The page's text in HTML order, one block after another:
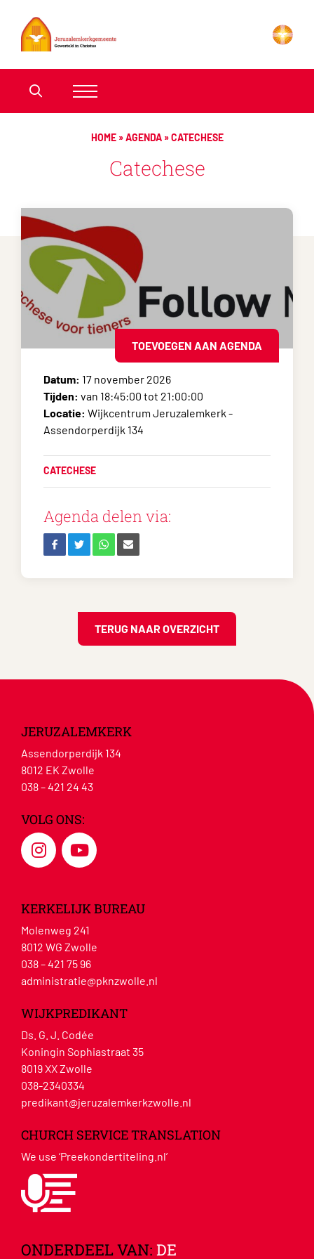
HOME»AGENDA»CATECHESE
Catechese
TOEVOEGEN AAN AGENDA
Datum: 17 november 2026
Tijden: van 18:45:00 tot 21:00:00
Locatie: Wijkcentrum Jeruzalemkerk -
Assendorperdijk 134
CATECHESE
Agenda delen via:
TERUG NAAR OVERZICHT
JERUZALEMKERK
Assendorperdijk 134
8012 EK Zwolle
038 – 421 24 43
VOLG ONS:
KERKELIJK BUREAU
Molenweg 241
8012 WG Zwolle
038 – 421 75 96
administratie@pknzwolle.nl
WIJKPREDIKANT
Ds. G. J. Codée
Koningin Sophiastraat 35
8019 XX Zwolle
038-2340334
predikant@jeruzalemkerkzwolle.nl
CHURCH SERVICE TRANSLATION
We use ‘Preekondertiteling.nl’
ONDERDEEL VAN: DE